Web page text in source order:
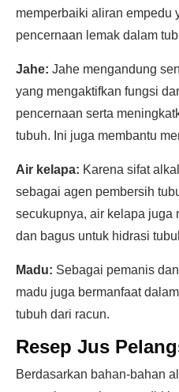
memperbaiki aliran empedu
pencernaan lemak dalam
Jahe: Jahe mengandung
yang mengaktifkan fungsi
pencernaan serta
tubuh. Ini juga membantu
Air kelapa: Karena sifat
sebagai agen pembersih
secukupnya, air kelapa juga
dan bagus untuk hidrasi
Madu: Sebagai pemanis
madu juga bermanfaat
tubuh dari racun.
Resep Jus
Berdasarkan bahan-bahan